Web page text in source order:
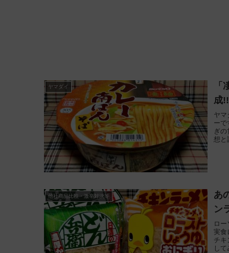
ヤマダイ
成
ヤマ
ーで
ぎ
想と
他社商品比較・激辛対決等
あ
ン
ロ
実食
チキ
し